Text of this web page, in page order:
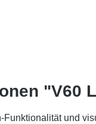
"V60
Funktionalität und